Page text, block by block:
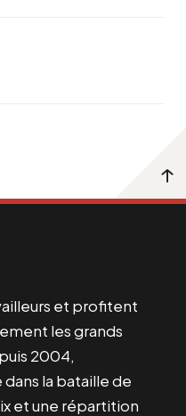
et profitent
les grands
2004,
la bataille de
et une répartition